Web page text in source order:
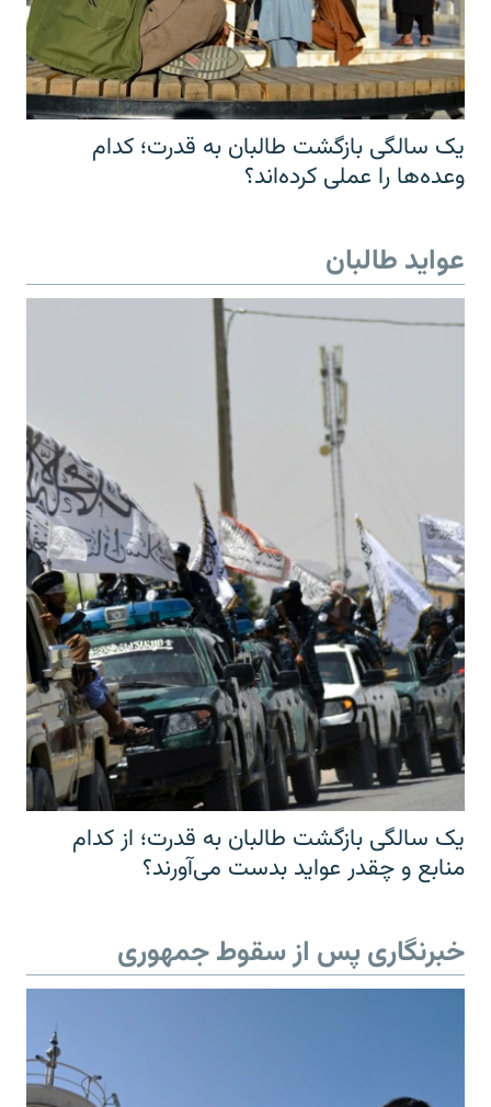
یک سالگی بازگشت طالبان به قدرت؛ کدام
وعده‌ها را عملی کرده‌اند؟
عواید طالبان
یک سالگی بازگشت طالبان به قدرت؛ از کدام
منابع و چقدر عواید بدست می‌آورند؟
خبرنگاری پس از سقوط جمهوری